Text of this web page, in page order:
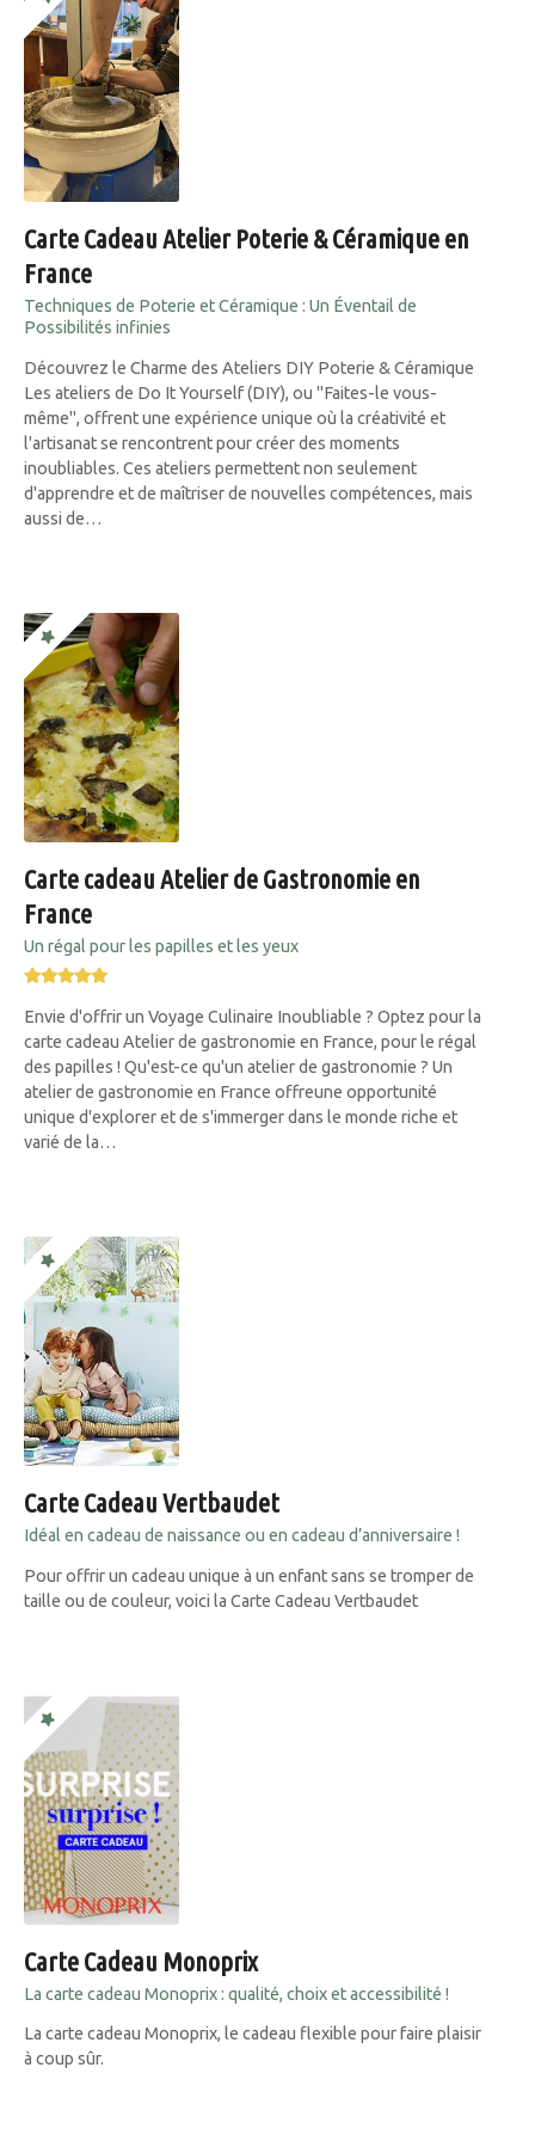
Carte Cadeau Atelier Poterie & Céramique en
France
Techniques de Poterie et Céramique : Un Éventail de
Possibilités infinies
Découvrez le Charme des Ateliers DIY Poterie & Céramique
Les ateliers de Do It Yourself (DIY), ou "Faites-le vous-
même", offrent une expérience unique où la créativité et
l'artisanat se rencontrent pour créer des moments
inoubliables. Ces ateliers permettent non seulement
d'apprendre et de maîtriser de nouvelles compétences, mais
aussi de…
Carte cadeau Atelier de Gastronomie en
France
Un régal pour les papilles et les yeux
Envie d'offrir un Voyage Culinaire Inoubliable ? Optez pour la
carte cadeau Atelier de gastronomie en France, pour le régal
des papilles ! Qu'est-ce qu'un atelier de gastronomie ? Un
atelier de gastronomie en France offreune opportunité
unique d'explorer et de s'immerger dans le monde riche et
varié de la…
Carte Cadeau Vertbaudet
Idéal en cadeau de naissance ou en cadeau d’anniversaire !
Pour offrir un cadeau unique à un enfant sans se tromper de
taille ou de couleur, voici la Carte Cadeau Vertbaudet
Carte Cadeau Monoprix
La carte cadeau Monoprix : qualité, choix et accessibilité !
La carte cadeau Monoprix, le cadeau flexible pour faire plaisir
à coup sûr.